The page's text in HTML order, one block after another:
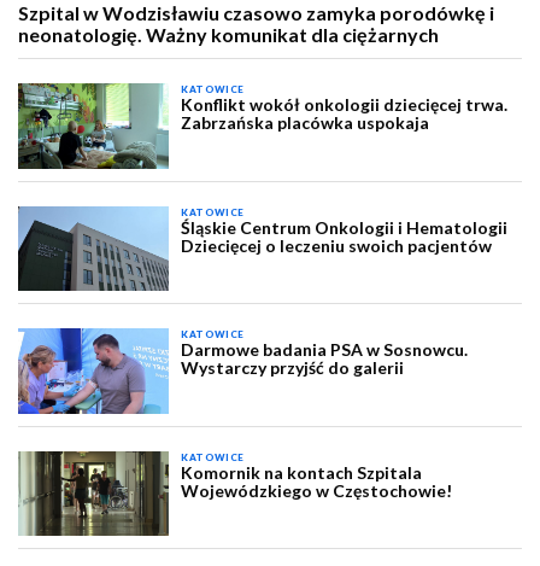
Szpital w Wodzisławiu czasowo zamyka porodówkę i
neonatologię. Ważny komunikat dla ciężarnych
KATOWICE
Konflikt wokół onkologii dziecięcej trwa.
Zabrzańska placówka uspokaja
KATOWICE
Śląskie Centrum Onkologii i Hematologii
Dziecięcej o leczeniu swoich pacjentów
KATOWICE
Darmowe badania PSA w Sosnowcu.
Wystarczy przyjść do galerii
KATOWICE
Komornik na kontach Szpitala
Wojewódzkiego w Częstochowie!